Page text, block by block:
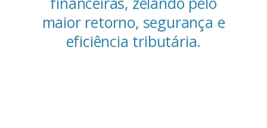
maior retorno, segurança e
eficiência tributária.